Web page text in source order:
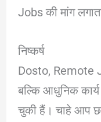
Jobs की मांग
निष्कर्ष
Dosto, Remote
बल्कि आधुनिक कार्य
चुकी हैं। चाहे आप